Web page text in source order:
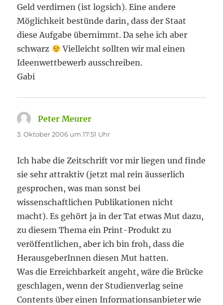
Geld verdirnen (ist logsich). Eine andere
Möglichkeit bestünde darin, dass der Staat
diese Aufgabe übernimmt. Da sehe ich aber
schwarz
Vielleicht sollten wir mal einen
Ideenwettbewerb ausschreiben.
Gabi
Peter Meurer
3. Oktober 2006 um 17:51 Uhr
Ich habe die Zeitschrift vor mir liegen und finde
sie sehr attraktiv (jetzt mal rein äusserlich
gesprochen, was man sonst bei
wissenschaftlichen Publikationen nicht
macht). Es gehört ja in der Tat etwas Mut dazu,
zu diesem Thema ein Print-Produkt zu
veröffentlichen, aber ich bin froh, dass die
HerausgeberInnen diesen Mut hatten.
Was die Erreichbarkeit angeht, wäre die Brücke
geschlagen, wenn der Studienverlag seine
Contents über einen Informationsanbieter wie